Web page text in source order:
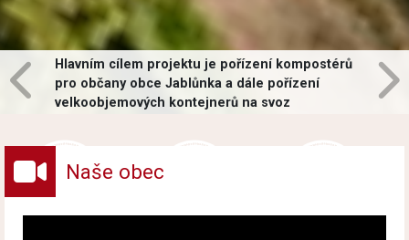
Hlavním cílem projektu je pořízení kompostérů
pro občany obce Jablůnka a dále pořízení
velkoobjemových kontejnerů na svoz
Naše obec